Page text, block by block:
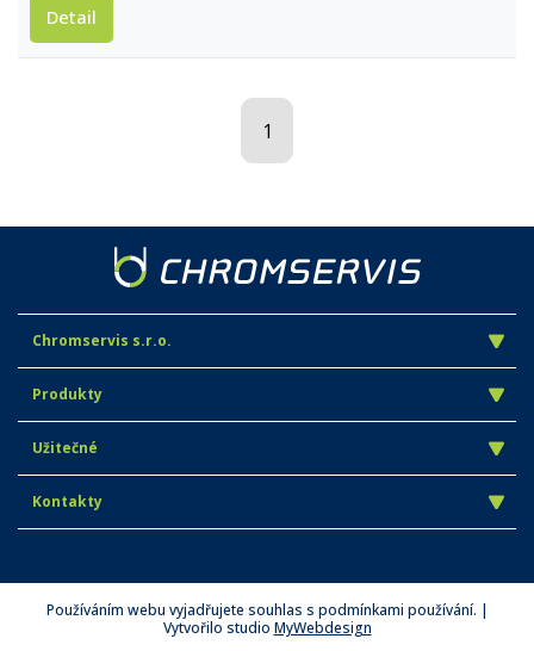
Detail
1
Chromservis s.r.o.
Produkty
Užitečné
Kontakty
Používáním webu vyjadřujete souhlas s podmínkami používání. |
Vytvořilo studio MyWebdesign